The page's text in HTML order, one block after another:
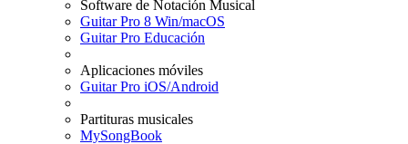
Software de Notación Musical
Guitar Pro 8 Win/macOS
Guitar Pro Educación
Aplicaciones móviles
Guitar Pro iOS/Android
Partituras musicales
MySongBook